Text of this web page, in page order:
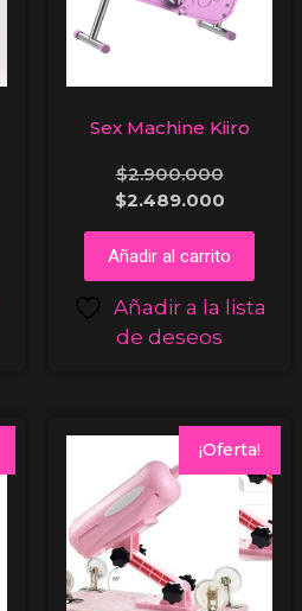
Sex Machine Kiiro
$2.900.000
$2.489.000
Añadir al carrito
Añadir a la lista
de deseos
¡Oferta!